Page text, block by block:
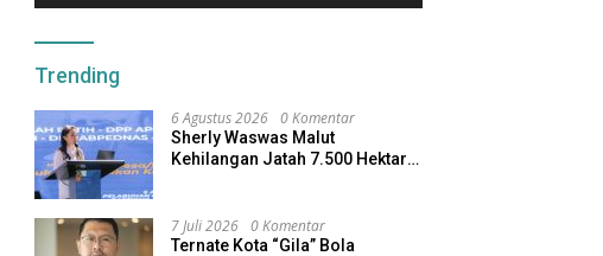
Trending
6 Agustus 2026 0 Komentar
Sherly Waswas Malut
Kehilangan Jatah 7.500 Hektare
7 Juli 2026 0 Komentar
Ternate Kota “Gila” Bola